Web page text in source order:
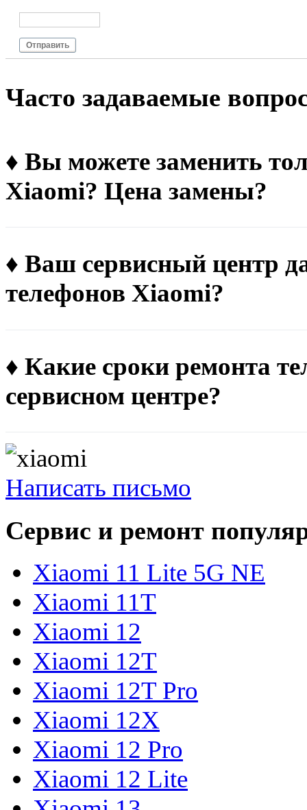
Отправить
Чacтo зaдaвaeмыe
♦ Вы можете заменить
Xiaomi? Цена замены?
♦ Ваш сервисный центр
телефонов Xiaomi?
♦ Какие сроки ремонта
сервисном центре?
Написать письмо
Сервис и ремонт
Xiaomi 11 Lite 5G NE
Xiaomi 11T
Xiaomi 12
Xiaomi 12T
Xiaomi 12T Pro
Xiaomi 12X
Xiaomi 12 Pro
Xiaomi 12 Lite